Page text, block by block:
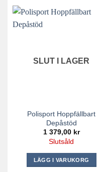
SLUT I LAGER
Polisport Hoppfällbart
Depåstöd
1 379,00 kr
Slutsåld
LÄGG I VARUKORG